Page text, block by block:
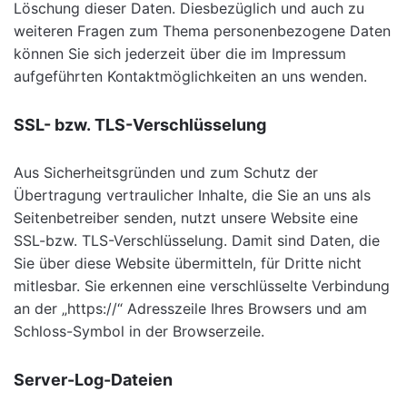
Löschung dieser Daten. Diesbezüglich und auch zu
weiteren Fragen zum Thema personenbezogene Daten
können Sie sich jederzeit über die im Impressum
aufgeführten Kontaktmöglichkeiten an uns wenden.
SSL- bzw. TLS-Verschlüsselung
Aus Sicherheitsgründen und zum Schutz der
Übertragung vertraulicher Inhalte, die Sie an uns als
Seitenbetreiber senden, nutzt unsere Website eine
SSL-bzw. TLS-Verschlüsselung. Damit sind Daten, die
Sie über diese Website übermitteln, für Dritte nicht
mitlesbar. Sie erkennen eine verschlüsselte Verbindung
an der „https://“ Adresszeile Ihres Browsers und am
Schloss-Symbol in der Browserzeile.
Server-Log-Dateien